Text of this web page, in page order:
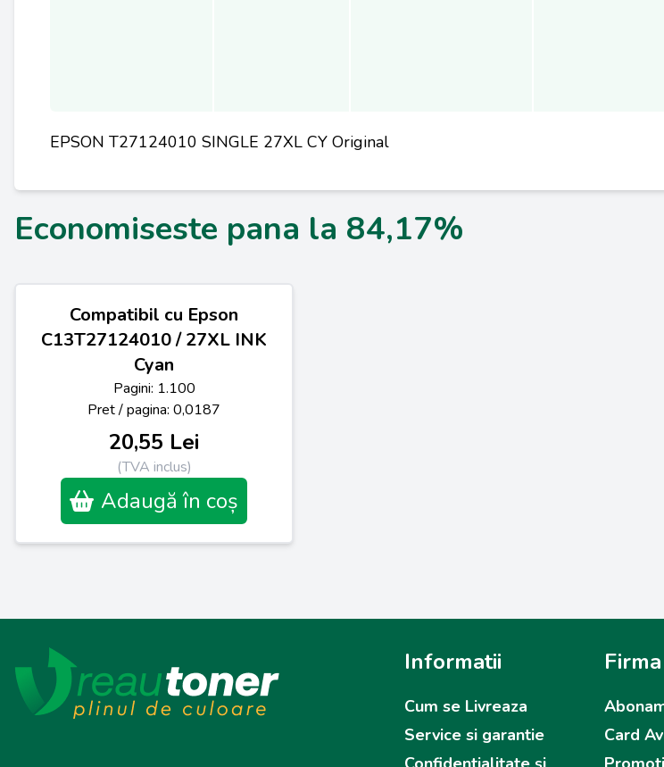
EPSON T27124010 SINGLE 27XL CY Original
Economiseste pana la 84,17%
Compatibil cu Epson
C13T27124010 / 27XL INK
Cyan
Pagini: 1.100
Pret / pagina: 0,0187
20,55 Lei
(TVA inclus)
Adaugă în coș
Informatii
Cum se Livreaza
Service si garantie
Firma
Card